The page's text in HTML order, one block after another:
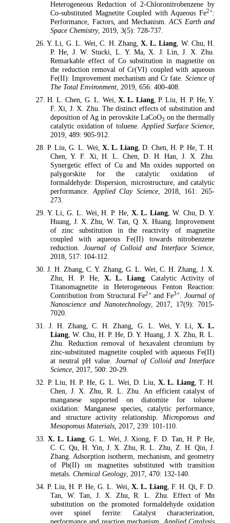
Heterogeneous Reduction of 2-Chloronitrobenzene by
Co-substituted Magnetite Coupled with Aqueous Fe2+:
Performance, Factors, and Mechanism.ACS Earth and
Space Chemistry, 2019, 3(5): 728-737.
26. Y. Li, G. L. Wei, C. H. Zhang, X. L. Liang, W. Chu, H.
P. He, J. W. Stucki, L. Y. Ma, X. J. Lin, J. X. Zhu.
Remarkable effect of Co substitution in magnetite on
the reduction removal of Cr(VI) coupled with aqueous
Fe(II): Improvement mechanism and Cr fate. Science of
The Total Environment, 2019, 656: 400-408.
27. H. L. Chen, G. L. Wei, X. L. Liang, P. Liu, H. P. He, Y.
F. Xi, J. X. Zhu. The distinct effects of substitution and
deposition of Ag in perovskite LaCoO3 on the thermally
catalytic oxidation of toluene.Applied Surface Science,
2019, 489: 905-912.
28. P. Liu, G. L. Wei, X. L. Liang, D. Chen, H. P. He, T. H.
Chen, Y. F. Xi, H. L. Chen, D. H. Han, J. X. Zhu.
Synergetic effect of Cu and Mn oxides supported on
palygorskite for the catalytic oxidation of
formaldehyde: Dispersion, microstructure, and catalytic
performance.Applied Clay Science, 2018, 161: 265-
273.
29. Y. Li, G. L. Wei, H. P. He, X. L. Liang, W. Chu, D. Y.
Huang, J. X. Zhu, W. Tan, Q. X. Huang. Improvement
of zinc substitution in the reactivity of magnetite
coupled with aqueous Fe(II) towards nitrobenzene
reduction.Journal of Colloid and Interface Science,
2018, 517: 104-112.
30. J. H. Zhang, C. Y. Zhang, G. L. Wei, C. H. Zhang, J. X.
Zhu, H. P. He, X. L. Liang. Catalytic Activity of
Titanomagnetite in Heterogeneous Fenton Reaction:
Contribution from Structural Fe2+and Fe3+.Journal of
Nanoscience and Nanotechnology, 2017, 17(9): 7015-
7020.
31. J. H. Zhang, C. H. Zhang, G. L. Wei, Y. Li, X. L.
Liang, W. Chu, H. P. He, D. Y. Huang, J. X. Zhu, R. L.
Zhu. Reduction removal of hexavalent chromium by
zinc-substituted magnetite coupled with aqueous Fe(II)
at neutral pH value. Journal of Colloid and Interface
Science, 2017, 500: 20-29.
32. P. Liu, H. P. He, G. L. Wei, D. Liu, X. L. Liang, T. H.
Chen, J. X. Zhu, R. L. Zhu. An efficient catalyst of
manganese supported on diatomite for toluene
oxidation: Manganese species, catalytic performance,
and structure activity relationship.Microporous and
Mesoporous Materials, 2017, 239: 101-110.
33. X. L. Liang, G. L. Wei, J. Xiong, F. D. Tan, H. P. He,
C. C. Qu, H. Yin, J. X. Zhu, R. L. Zhu, Z. H. Qin, J.
Zhang. Adsorption isotherm, mechanism, and geometry
of Pb(II) on magnetites substituted with transition
metals. Chemical Geology, 2017, 470: 132-140.
34. P. Liu, H. P. He, G. L. Wei, X. L. Liang, F. H. Qi, F. D.
Tan, W. Tan, J. X. Zhu, R. L. Zhu. Effect of Mn
substitution on the promoted formaldehyde oxidation
over spinel ferrite: Catalyst characterization,